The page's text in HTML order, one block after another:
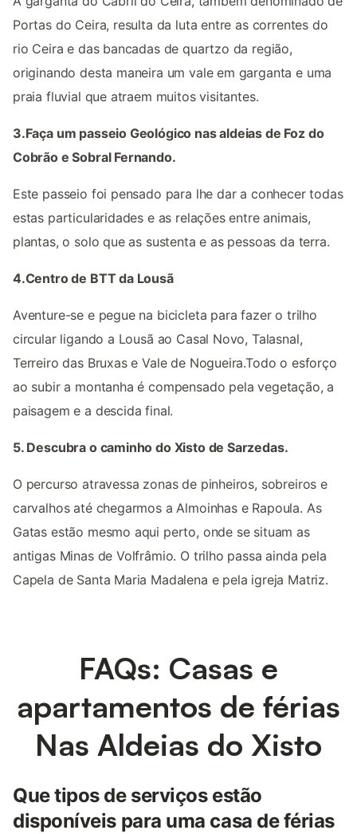
Portas do Ceira, resulta da luta entre as correntes do
rio Ceira e das bancadas de quartzo da região,
originando desta maneira um vale em garganta e uma
praia fluvial que atraem muitos visitantes.
3.Faça um passeio Geológico nas aldeias de Foz do
Cobrão e Sobral Fernando.
Este passeio foi pensado para lhe dar a conhecer todas
estas particularidades e as relações entre animais,
plantas, o solo que as sustenta e as pessoas da terra.
4.Centro de BTT da Lousã
Aventure-se e pegue na bicicleta para fazer o trilho
circular ligando a Lousã ao Casal Novo, Talasnal,
Terreiro das Bruxas e Vale de Nogueira.Todo o esforço
ao subir a montanha é compensado pela vegetação, a
paisagem e a descida final.
5. Descubra o caminho do Xisto de Sarzedas.
O percurso atravessa zonas de pinheiros, sobreiros e
carvalhos até chegarmos a Almoinhas e Rapoula. As
Gatas estão mesmo aqui perto, onde se situam as
antigas Minas de Volfrâmio. O trilho passa ainda pela
Capela de Santa Maria Madalena e pela igreja Matriz.
FAQs: Casas e
apartamentos de férias
Nas Aldeias do Xisto
Que tipos de serviços estão
disponíveis para uma casa de férias